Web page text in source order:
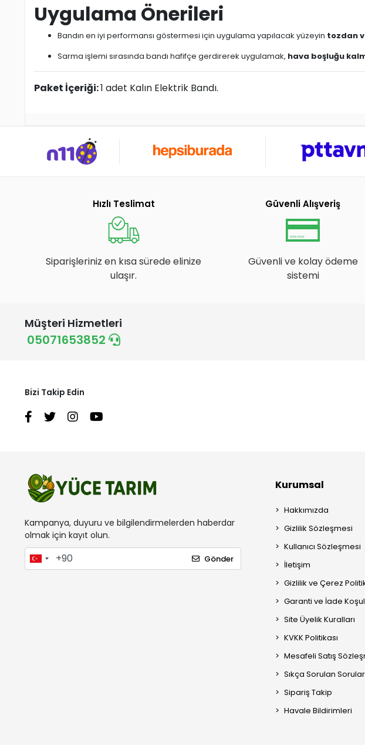
Uygulama Önerileri
Bandın en iyi performansı göstermesi için uygulama yapılacak yüzeyin tozdan
Sarma işlemi sırasında bandı hafifçe gerdirerek uygulamak, hava boşluğu
Paket İçeriği:1 adet Kalın Elektrik Bandı.
Hızlı Teslimat
Siparişleriniz en kısa sürede elinize
ulaşır.
Güvenli Alışveriş
Güvenli ve kolay ödeme
sistemi
Müşteri Hizmetleri
05071653852
Bizi Takip Edin
Kampanya, duyuru ve bilgilendirmelerden haberdar
olmak için kayıt olun.
Gönder
Kurumsal
Hakkımızda
Gizlilik Sözleşmesi
Kullanıcı Sözleşmesi
İletişim
Gizlilik ve Çerez
Garanti ve İade
Site Üyelik Kuralları
KVKK Politikası
Mesafeli Satış
Sıkça Sorulan Sorular
Sipariş Takip
Havale Bildirimleri